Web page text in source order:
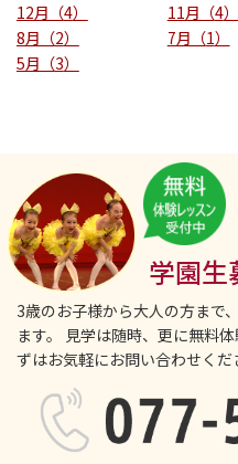
12月
4 11月 4
8月
2 7月 1
5月
3
学園生
3歳のお子様から大人の方まで
ます。
見学は随時、更に無料
ずはお気軽にお問い合わせくだ